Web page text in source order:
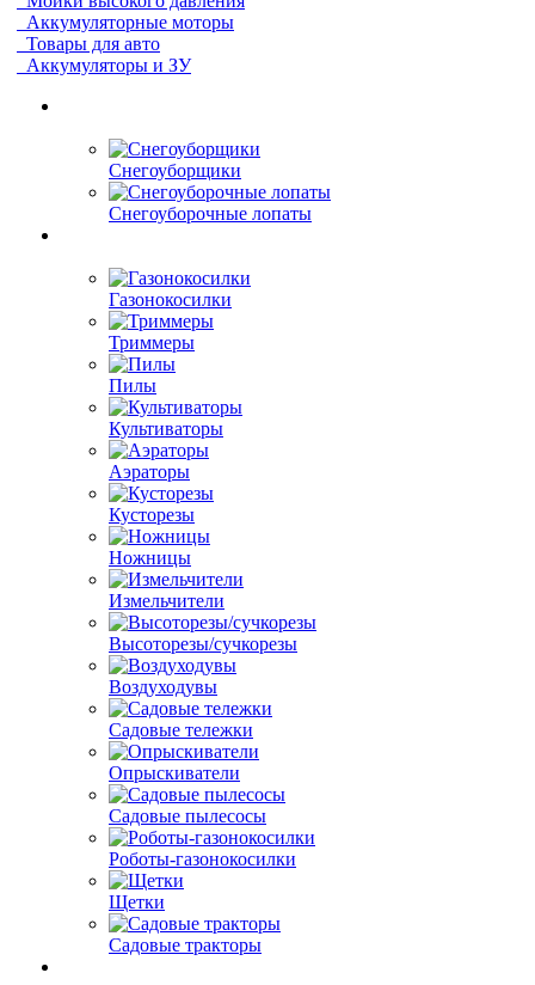
Аккумуляторные моторы
Товары для авто
Аккумуляторы и ЗУ
Снегоуборщики
Снегоуборочные лопаты
Газонокосилки
Триммеры
Пилы
Культиваторы
Аэраторы
Кусторезы
Ножницы
Измельчители
Высоторезы/сучкорезы
Воздуходувы
Садовые тележки
Опрыскиватели
Садовые пылесосы
Роботы-газонокосилки
Щетки
Садовые тракторы